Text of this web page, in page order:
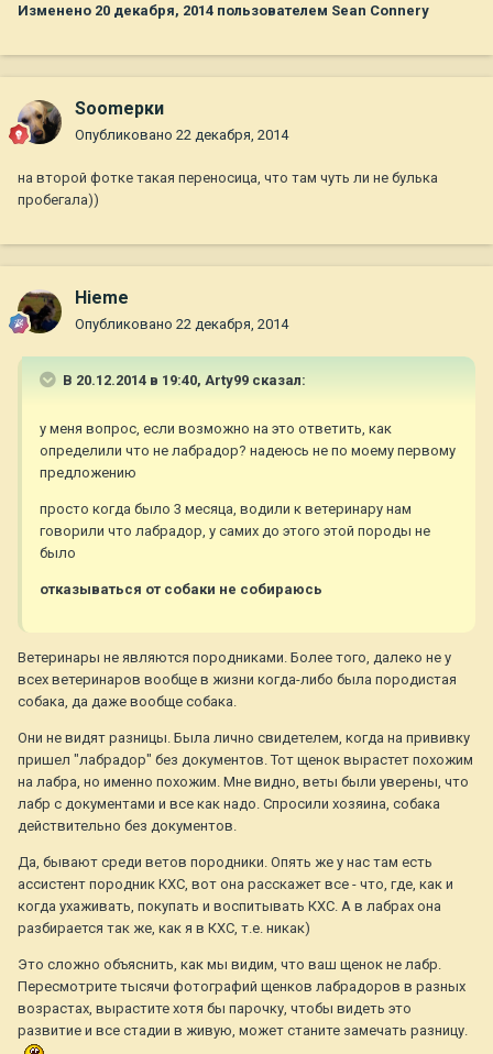
Изменено 20 декабря, 2014 пользователем Sean Connery
Soomерки
Опубликовано 22 декабря, 2014
на второй фотке такая переносица, что там чуть ли не булька
пробегала))
Hieme
Опубликовано 22 декабря, 2014
В 20.12.2014 в 19:40, Arty99 сказал:
у меня вопрос, если возможно на это ответить, как
определили что не лабрадор? надеюсь не по моему первому
предложению
просто когда было 3 месяца, водили к ветеринару нам
говорили что лабрадор, у самих до этого этой породы не
было
отказываться от собаки не собираюсь
Ветеринары не являются породниками. Более того, далеко не у
всех ветеринаров вообще в жизни когда-либо была породистая
собака, да даже вообще собака.
Они не видят разницы. Была лично свидетелем, когда на прививку
пришел "лабрадор" без документов. Тот щенок вырастет похожим
на лабра, но именно похожим. Мне видно, веты были уверены, что
лабр с документами и все как надо. Спросили хозяина, собака
действительно без документов.
Да, бывают среди ветов породники. Опять же у нас там есть
ассистент породник КХС, вот она расскажет все - что, где, как и
когда ухаживать, покупать и воспитывать КХС. А в лабрах она
разбирается так же, как я в КХС, т.е. никак)
Это сложно объяснить, как мы видим, что ваш щенок не лабр.
Пересмотрите тысячи фотографий щенков лабрадоров в разных
возрастах, вырастите хотя бы парочку, чтобы видеть это
развитие и все стадии в живую, может станите замечать разницу.